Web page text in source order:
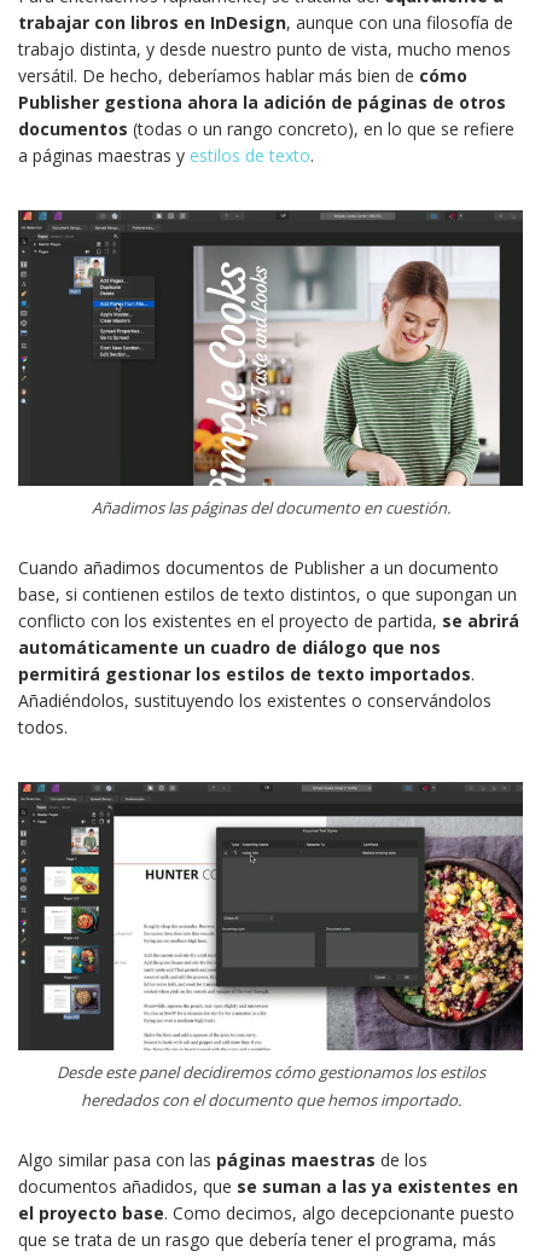
trabajar con libros en InDesign, aunque con una filosofía de
trabajo distinta, y desde nuestro punto de vista, mucho menos
versátil. De hecho, deberíamos hablar más bien de cómo
Publisher gestiona ahora la adición de páginas de otros
documentos (todas o un rango concreto), en lo que se refiere
a páginas maestras y estilos de texto.
Añadimos las páginas del documento en cuestión.
Cuando añadimos documentos de Publisher a un documento
base, si contienen estilos de texto distintos, o que supongan un
conflicto con los existentes en el proyecto de partida, se abrirá
automáticamente un cuadro de diálogo que nos
permitirá gestionar los estilos de texto importados.
Añadiéndolos, sustituyendo los existentes o conservándolos
todos.
Desde este panel decidiremos cómo gestionamos los estilos
heredados con el documento que hemos importado.
Algo similar pasa con las páginas maestras de los
documentos añadidos, que se suman a las ya existentes en
el proyecto base. Como decimos, algo decepcionante puesto
que se trata de un rasgo que debería tener el programa, más